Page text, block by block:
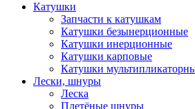
Катушки
Запчасти к катушкам
Катушки безынерционные
Катушки инерционные
Катушки карповые
Катушки
Лески, шнуры
Леска
Плетёные шнуры